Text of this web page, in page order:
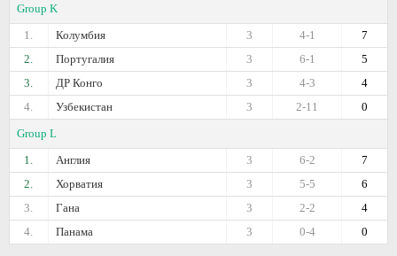
Group K
1.
Колумбия 7
4-1
3
2.
Португалия 5
6-1
3
3.
ДР Конго 4
4-3
3
4.
Узбекистан 0
2-11
3
Group L
1.
Англия 7
6-2
3
2.
Хорватия 6
5-5
3
3.
Гана 4
2-2
3
4.
Панама 0
0-4
3